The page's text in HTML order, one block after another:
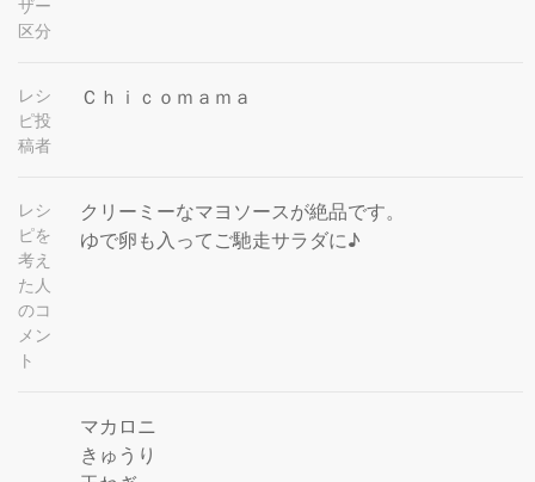
ザー
区分
レシ
ピ投
稿者
Ｃｈｉｃｏｍａｍａ
レシ
ピを
考え
た人
のコ
メン
ト
クリーミーなマヨソースが絶品です。
ゆで卵も入ってご馳走サラダに♪
マカロニ
きゅうり